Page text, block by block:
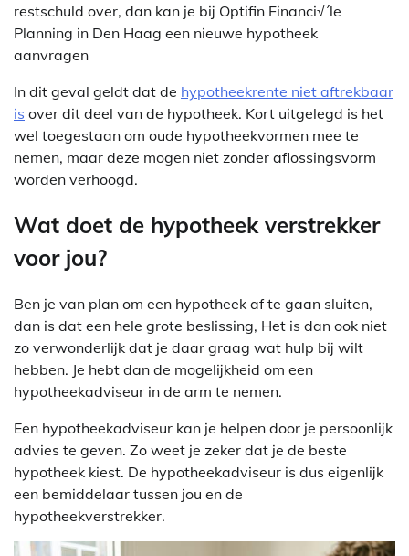
restschuld over, dan kan je bij Optifin Financi√´le
Planning in Den Haag een nieuwe hypotheek
aanvragen
In dit geval geldt dat de hypotheekrente niet aftrekbaar
is over dit deel van de hypotheek. Kort uitgelegd is het
wel toegestaan om oude hypotheekvormen mee te
nemen, maar deze mogen niet zonder aflossingsvorm
worden verhoogd.
Wat doet de hypotheek verstrekker
voor jou?
Ben je van plan om een hypotheek af te gaan sluiten,
dan is dat een hele grote beslissing, Het is dan ook niet
zo verwonderlijk dat je daar graag wat hulp bij wilt
hebben. Je hebt dan de mogelijkheid om een
hypotheekadviseur in de arm te nemen.
Een hypotheekadviseur kan je helpen door je persoonlijk
advies te geven. Zo weet je zeker dat je de beste
hypotheek kiest. De hypotheekadviseur is dus eigenlijk
een bemiddelaar tussen jou en de
hypotheekverstrekker.